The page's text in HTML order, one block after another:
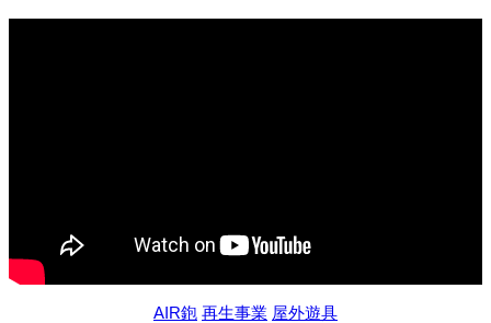
AIR鉋 再生事業 屋外遊具